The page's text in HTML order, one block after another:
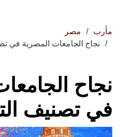
مأرب
مصر
نجاح الجامعات المصرية في تصنيف
نجاح
في تصنيف